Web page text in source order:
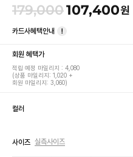
179,000107,400원
카드사혜택안내
회원 혜택가
적립 예정 마일리지 : 4,080
(상품 마일리지: 1,020 +
회원 마일리지: 3,060)
정가
비회원가
컬러
사이즈 실측사이즈